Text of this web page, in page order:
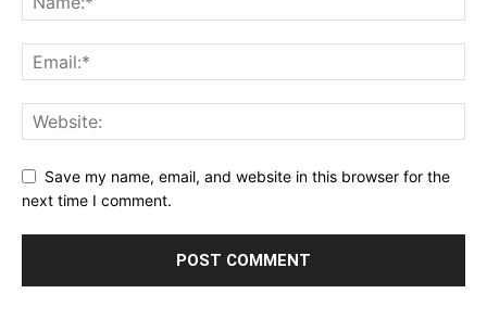
Save my name, email, and website in this browser for the
next time I comment.